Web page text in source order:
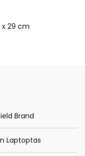
x 29 cm
Brand
Laptoptas